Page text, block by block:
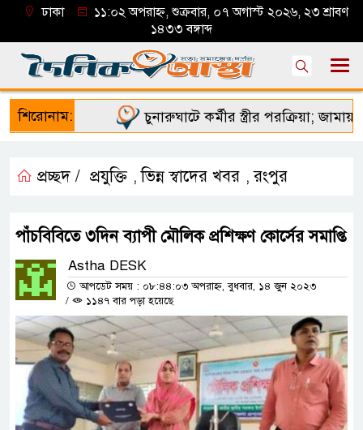
ঢাকা
১১:০২ অপরাহ্ন, শুক্রবার, ০৭ অগাস্ট ২০২৬, ২৩ শ্রাবণ
১৪৩৩ বঙ্গাব্দ
শিরোনাম: চুনারুঘাটে কর্মীর স্ত্রীর পরক্রিয়া; জামায়াত
প্রচ্ছদ / প্রযুক্তি ,ভিন্ন স্বাদের খবর ,রংপুর
পাঁচবিবিতে ৩দিন ব্যাপী মৌলিক প্রশিক্ষণ কোর্সের সমাপ্তি
Astha DESK
আপডেট সময় : ০৮:৪৪:০৩ অপরাহ্ন, বুধবার, ১৪ জুন ২০২৩
/
১১৪৭ বার পড়া হয়েছে